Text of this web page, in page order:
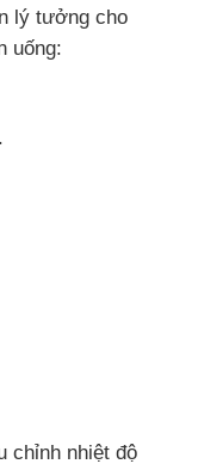
lý tưởng cho
uống:
chỉnh nhiệt độ